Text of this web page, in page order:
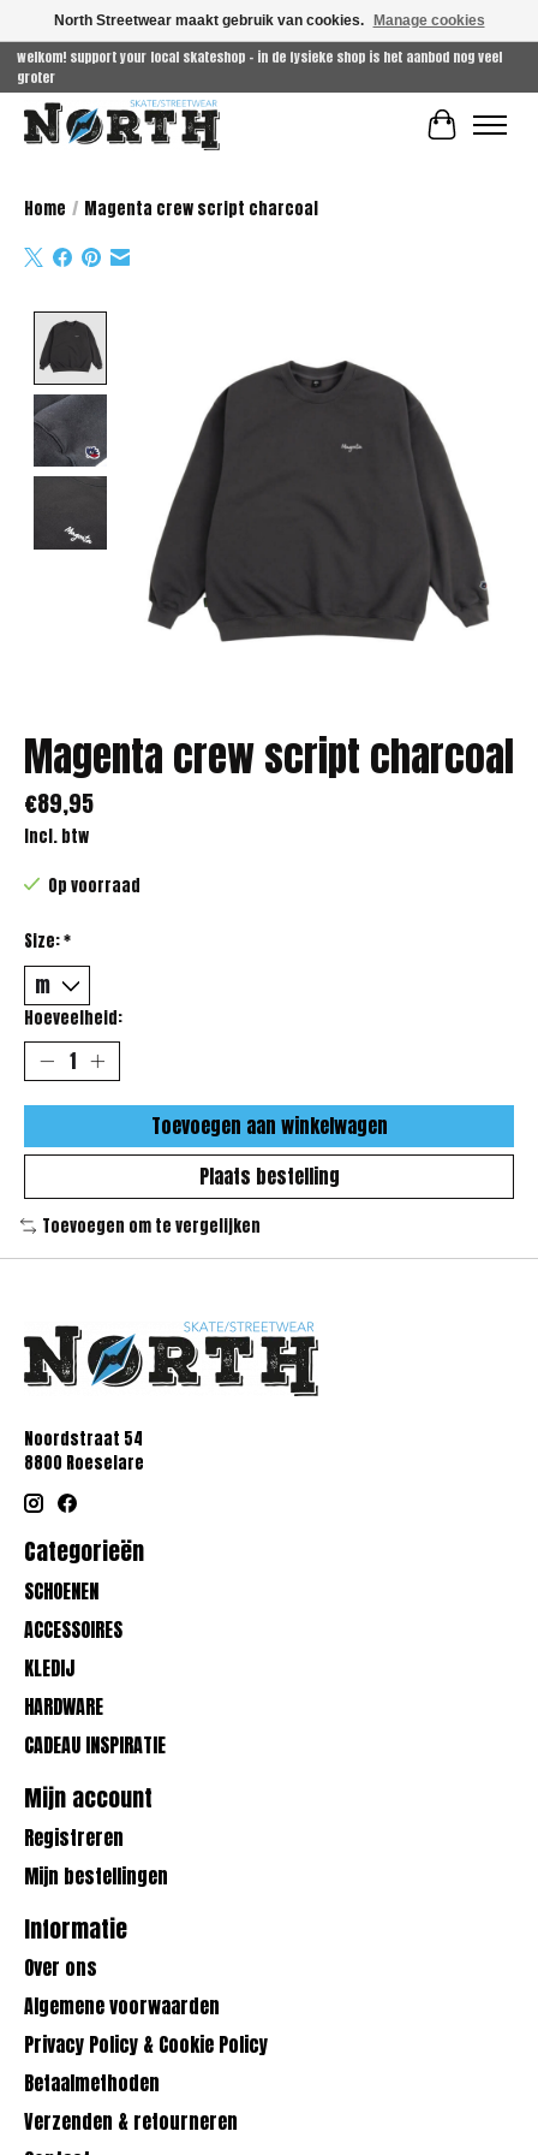
welkom! support your local skateshop - in de fysieke shop is het aanbod nog veel
groter
Home / Magenta crew script charcoal
Magenta crew script charcoal
€89,95
Incl. btw
Op voorraad
Size:*
Hoeveelheid:
Toevoegen aan winkelwagen
Plaats bestelling
Toevoegen om te vergelijken
Noordstraat 54
8800 Roeselare
Categorieën
SCHOENEN
ACCESSOIRES
KLEDIJ
HARDWARE
CADEAU INSPIRATIE
Mijn account
Registreren
Mijn bestellingen
Informatie
Over ons
Algemene voorwaarden
Privacy Policy & Cookie Policy
Betaalmethoden
Verzenden & retourneren
North Streetwear maakt gebruik van cookies. Manage cookies